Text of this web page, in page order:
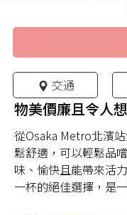
交通
物美價廉且令人
從Osaka Metro北濱
鬆舒適，可以輕鬆品
味、愉快且能帶來活
一杯的絕佳選擇，是